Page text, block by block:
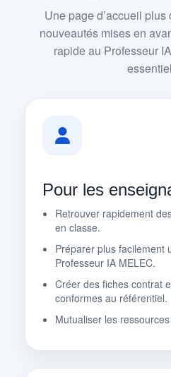
Une page d’accueil
nouveautés mises en
rapide au Professeur
Pour les
Retrouver rapidement
en classe.
Préparer plus facilement
Professeur IA MELEC.
Créer des fiches contrat
conformes au référentiel.
Mutualiser les